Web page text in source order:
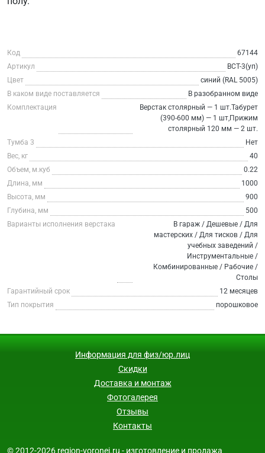
Код
67144
Артикул
ВСТ-3(уп)
Цвет
синий (RAL 5005)
В каком виде поставляется
В разобранном виде
Комплектация
Верстак столярный — 1 шт.Табурет
(390-600 мм) — 1 шт,Прижим
столярный 120 мм — 2 шт.
Тумба 3
Нет
Вес, кг
40
Объем, м.куб
0.22
Длина, мм
1000
Высота, мм
900
Глубина, мм
500
Варианты исполнения верстака
В гараж / Дешевые / Для
мастерских / Для тисков / Для
учебных заведений /
Инструментальные /
Комбинированные / Рабочие /
Столы
Гарантийный срок
12 месяцев
Тип покрытия
порошковое
Информация для физ/юр.лиц
Скидки
Доставка и монтаж
Фотогалерея
Отзывы
Контакты
© 2012-2026 region-voronej.ru - изготовление и продажа